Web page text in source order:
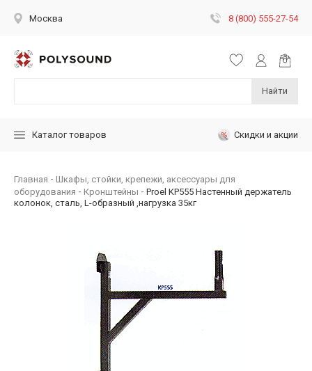
Москва 8 (800) 555-27-54
Найти
Каталог товаров Скидки и акции
Главная
Шкафы, стойки, крепежи, аксессуары для
оборудования
Кронштейны
Proel KP555 Настенный держатель
колонок, сталь, L-образный ,нагрузка 35кг